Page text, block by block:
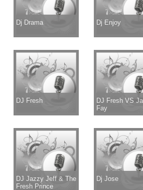
Dj Drama Dj Enjoy
DJ Fresh
DJ Fresh VS
Fay
DJ Jazzy Jeff & The
Fresh Prince
Dj Jose